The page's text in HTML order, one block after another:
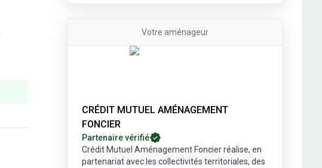
Votre aménageur
CRÉDIT MUTUEL AMÉNAGEMENT
FONCIER
Partenaire vérifié
Crédit Mutuel Aménagement Foncier réalise, en
partenariat avec les collectivités territoriales, des